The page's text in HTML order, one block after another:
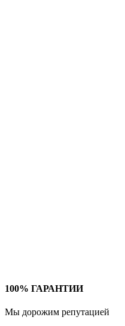
100% ГАРАНТИИ
Мы дорожим репутацией